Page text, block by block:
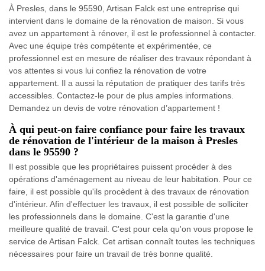
À Presles, dans le 95590, Artisan Falck est une entreprise qui
intervient dans le domaine de la rénovation de maison. Si vous
avez un appartement à rénover, il est le professionnel à contacter.
Avec une équipe très compétente et expérimentée, ce
professionnel est en mesure de réaliser des travaux répondant à
vos attentes si vous lui confiez la rénovation de votre
appartement. Il a aussi la réputation de pratiquer des tarifs très
accessibles. Contactez-le pour de plus amples informations.
Demandez un devis de votre rénovation d’appartement !
À qui peut-on faire confiance pour faire les travaux
de rénovation de l'intérieur de la maison à Presles
dans le 95590 ?
Il est possible que les propriétaires puissent procéder à des
opérations d'aménagement au niveau de leur habitation. Pour ce
faire, il est possible qu'ils procèdent à des travaux de rénovation
d'intérieur. Afin d'effectuer les travaux, il est possible de solliciter
les professionnels dans le domaine. C'est la garantie d'une
meilleure qualité de travail. C'est pour cela qu'on vous propose le
service de Artisan Falck. Cet artisan connaît toutes les techniques
nécessaires pour faire un travail de très bonne qualité.